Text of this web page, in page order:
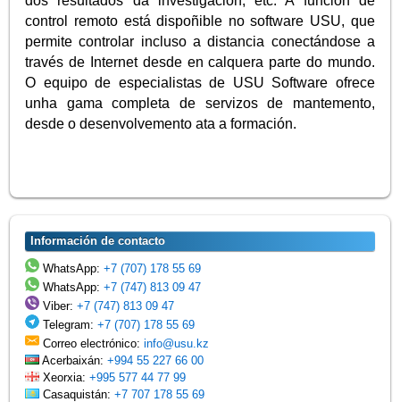
control remoto está dispoñible no software USU, que
permite controlar incluso a distancia conectándose a
través de Internet desde en calquera parte do mundo.
O equipo de especialistas de USU Software ofrece
unha gama completa de servizos de mantemento,
desde o desenvolvemento ata a formación.
Información de contacto
WhatsApp:+7 (707) 178 55 69
WhatsApp:+7 (747) 813 09 47
Viber:+7 (747) 813 09 47
Telegram:+7 (707) 178 55 69
Correo electrónico:info@usu.kz
Acerbaixán:+994 55 227 66 00
Xeorxia:+995 577 44 77 99
Casaquistán:+7 707 178 55 69